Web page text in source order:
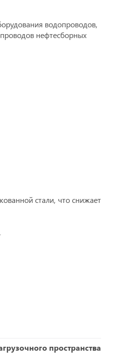
водопроводов,
нефтесборных
стали, что снижает
пространства